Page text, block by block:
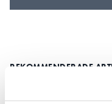
REKOMMENDERADE